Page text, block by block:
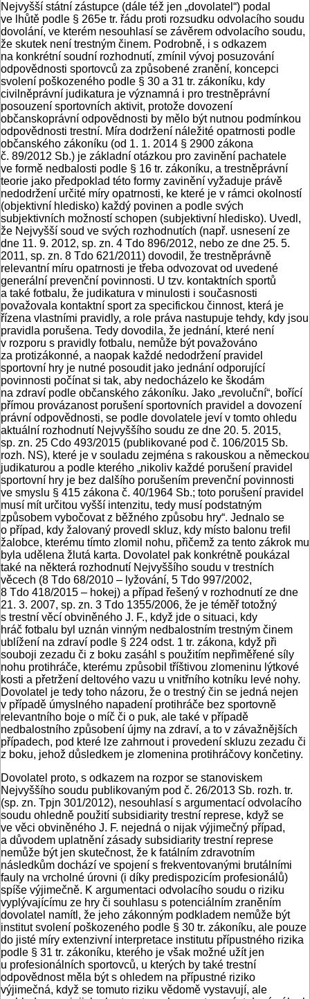
Nejvyšší státní zástupce (dále též jen „dovolatel“) podal
ve lhůtě podle § 265e tr. řádu proti rozsudku odvolacího soudu
dovolání, ve kterém nesouhlasí se závěrem odvolacího soudu,
že skutek není trestným činem. Podrobně, i s odkazem
na konkrétní soudní rozhodnutí, zmínil vývoj posuzování
odpovědnosti sportovců za způsobené zranění, koncepci
svolení poškozeného podle § 30 a 31 tr. zákoníku, kdy
civilněprávní judikatura je významná i pro trestněprávní
posouzení sportovních aktivit, protože dovození
občanskoprávní odpovědnosti by mělo být nutnou podmínkou
odpovědnosti trestní. Míra dodržení náležité opatrnosti podle
občanského zákoníku (od 1. 1. 2014 § 2900 zákona
č. 89/2012 Sb.) je základní otázkou pro zavinění pachatele
ve formě nedbalosti podle § 16 tr. zákoníku, a trestněprávní
teorie jako předpoklad této formy zavinění vyžaduje právě
nedodržení určité míry opatrnosti, ke které je v rámci okolností
(objektivní hledisko) každý povinen a podle svých
subjektivních možností schopen (subjektivní hledisko). Uvedl,
že Nejvyšší soud ve svých rozhodnutích (např. usnesení ze
dne 11. 9. 2012, sp. zn. 4 Tdo 896/2012, nebo ze dne 25. 5.
2011, sp. zn. 8 Tdo 621/2011) dovodil, že trestněprávně
relevantní míru opatrnosti je třeba odvozovat od uvedené
generální prevenční povinnosti. U tzv. kontaktních sportů
a také fotbalu, že judikatura v minulosti i současnosti
považovala kontaktní sport za specifickou činnost, která je
řízena vlastními pravidly, a role práva nastupuje tehdy, kdy jsou
pravidla porušena. Tedy dovodila, že jednání, které není
v rozporu s pravidly fotbalu, nemůže být považováno
za protizákonné, a naopak každé nedodržení pravidel
sportovní hry je nutné posoudit jako jednání odporující
povinnosti počínat si tak, aby nedocházelo ke škodám
na zdraví podle občanského zákoníku. Jako „revoluční“, bořící
přímou provázanost porušení sportovních pravidel a dovození
právní odpovědnosti, se podle dovolatele jeví v tomto ohledu
aktuální rozhodnutí Nejvyššího soudu ze dne 20. 5. 2015,
sp. zn. 25 Cdo 493/2015 (publikované pod č. 106/2015 Sb.
rozh. NS), které je v souladu zejména s rakouskou a německou
judikaturou a podle kterého „nikoliv každé porušení pravidel
sportovní hry je bez dalšího porušením prevenční povinnosti
ve smyslu § 415 zákona č. 40/1964 Sb.; toto porušení pravidel
musí mít určitou vyšší intenzitu, tedy musí podstatným
způsobem vybočovat z běžného způsobu hry“. Jednalo se
o případ, kdy žalovaný provedl skluz, kdy místo balonu trefil
žalobce, kterému tímto zlomil nohu, přičemž za tento zákrok mu
byla udělena žlutá karta. Dovolatel pak konkrétně poukázal
také na některá rozhodnutí Nejvyššího soudu v trestních
věcech (8 Tdo 68/2010 – lyžování, 5 Tdo 997/2002,
8 Tdo 418/2015 – hokej) a případ řešený v rozhodnutí ze dne
21. 3. 2007, sp. zn. 3 Tdo 1355/2006, že je téměř totožný
s trestní věcí obviněného J. F., když jde o situaci, kdy
hráč fotbalu byl uznán vinným nedbalostním trestným činem
ublížení na zdraví podle § 224 odst. 1 tr. zákona, když při
souboji zezadu či z boku zasáhl s použitím nepřiměřené síly
nohu protihráče, kterému způsobil tříštivou zlomeninu lýtkové
kosti a přetržení deltového vazu u vnitřního kotníku levé nohy.
Dovolatel je tedy toho názoru, že o trestný čin se jedná nejen
v případě úmyslného napadení protihráče bez sportovně
relevantního boje o míč či o puk, ale také v případě
nedbalostního způsobení újmy na zdraví, a to v závažnějších
případech, pod které lze zahrnout i provedení skluzu zezadu či
z boku, jehož důsledkem je zlomenina protihráčovy končetiny.
Dovolatel proto, s odkazem na rozpor se stanoviskem
Nejvyššího soudu publikovaným pod č. 26/2013 Sb. rozh. tr.
(sp. zn. Tpjn 301/2012), nesouhlasí s argumentací odvolacího
soudu ohledně použití subsidiarity trestní represe, když se
ve věci obviněného J. F. nejedná o nijak výjimečný případ,
a důvodem uplatnění zásady subsidiarity trestní represe
nemůže být jen skutečnost, že k fatálním zdravotním
následkům dochází ve spojení s frekventovanými brutálními
fauly na vrcholné úrovni (i díky predispozicím profesionálů)
spíše výjimečně. K argumentaci odvolacího soudu o riziku
vyplývajícímu ze hry či souhlasu s potenciálním zraněním
dovolatel namítl, že jeho zákonným podkladem nemůže být
institut svolení poškozeného podle § 30 tr. zákoníku, ale pouze
do jisté míry extenzivní interpretace institutu přípustného rizika
podle § 31 tr. zákoníku, kterého je však možné užít jen
u profesionálních sportovců, u kterých by také trestní
odpovědnost měla být s ohledem na přípustné riziko
výjimečná, když se tomuto riziku vědomě vystavují, ale